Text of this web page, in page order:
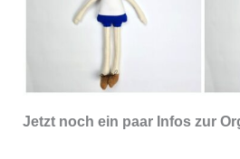
Jetzt noch ein paar Infos zur